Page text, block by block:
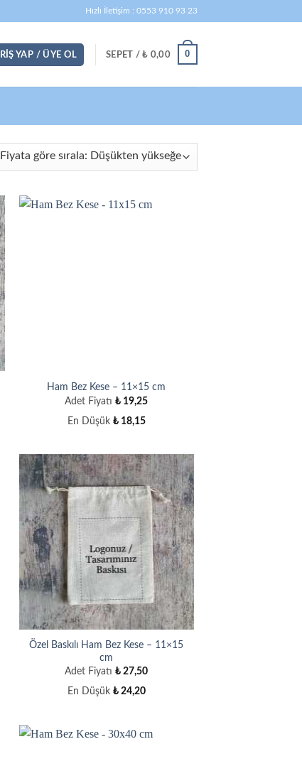
Hızlı İletişim : 0553 910 93 23
YAP / ÜYE OL SEPET /₺ 0,00 0
Ham Bez Kese – 11×15 cm
Adet Fiyatı₺ 19,25
En Düşük ₺18,15
Özel Baskılı Ham Bez Kese – 11×15
cm
Adet Fiyatı₺ 27,50
En Düşük ₺24,20